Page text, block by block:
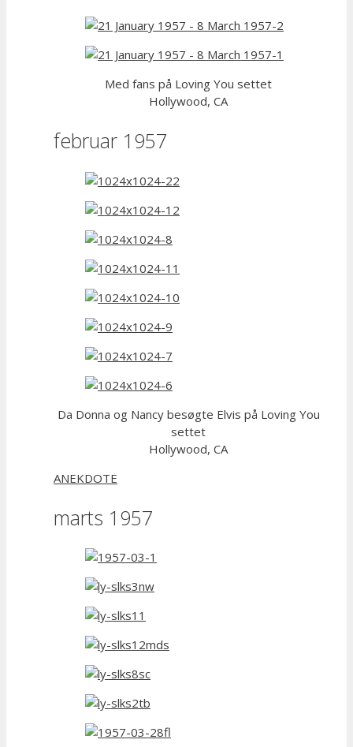
Med fans på Loving You settet
Hollywood, CA
februar 1957
Da Donna og Nancy besøgte Elvis på Loving You
settet
Hollywood, CA
ANEKDOTE
marts 1957